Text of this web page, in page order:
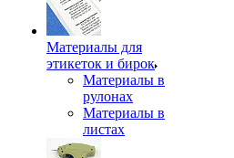
Материалы для
этикеток и бирок
Материалы в
рулонах
Материалы в
листах